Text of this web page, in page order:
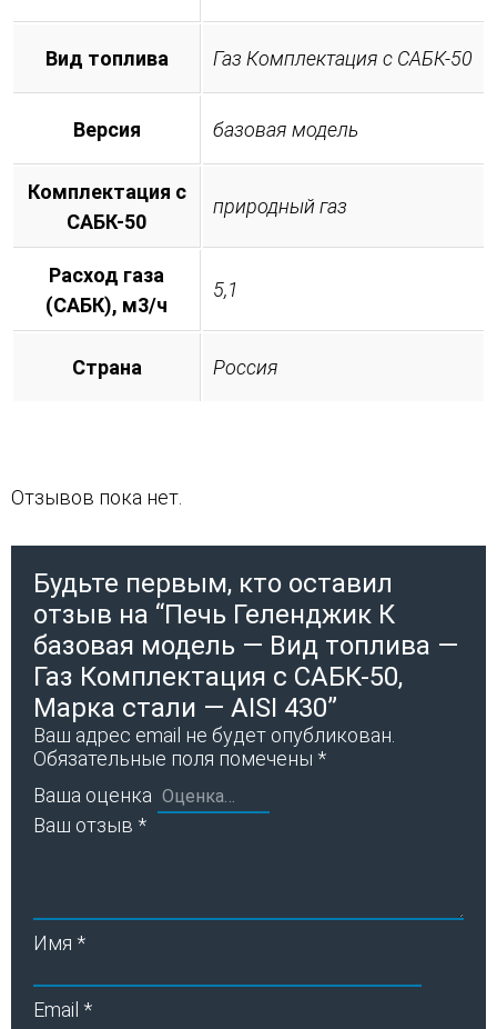
Вид топлива Газ Комплектация с САБК-50
Версия базовая модель
Комплектация с
САБК-50
природный газ
Расход газа
(САБК), м3/ч
5,1
Страна Россия
Отзывов пока нет.
Будьте первым, кто оставил
отзыв на “Печь Геленджик К
базовая модель — Вид топлива —
Газ Комплектация с САБК-50,
Марка стали — AISI 430”
Ваш адрес email не будет опубликован.
Обязательные поля помечены *
Ваша оценка
Ваш отзыв *
Имя *
Email *